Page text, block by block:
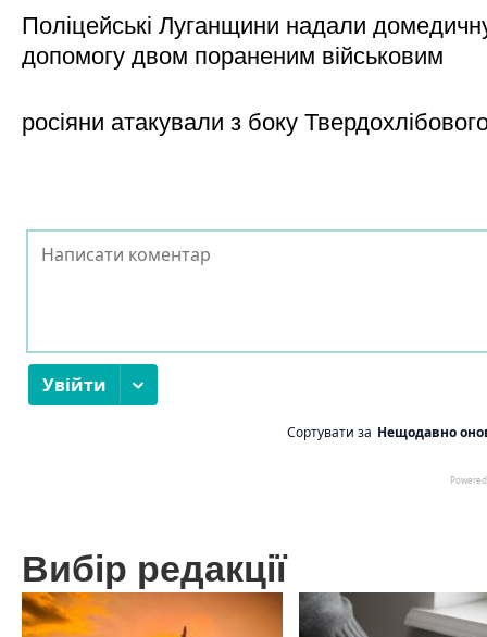
Поліцейські Луганщини надали
допомогу двом пораненим військовим
росіяни атакували з боку
Вибір редакції